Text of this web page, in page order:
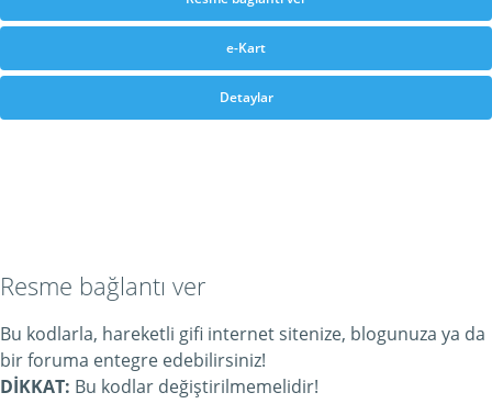
e-Kart
Detaylar
Resme bağlantı ver
Bu kodlarla, hareketli gifi internet sitenize, blogunuza ya da
bir foruma entegre edebilirsiniz!
DİKKAT: Bu kodlar değiştirilmemelidir!